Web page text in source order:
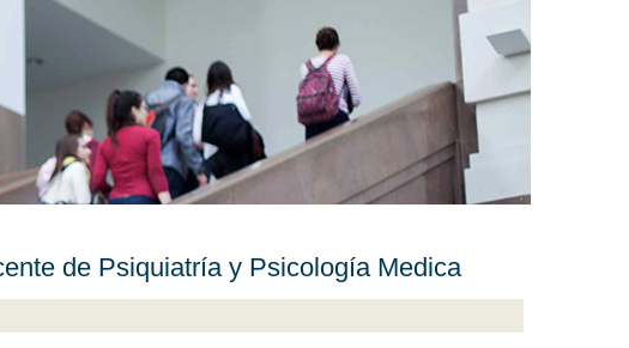
de Psiquiatría y Psicología Medica